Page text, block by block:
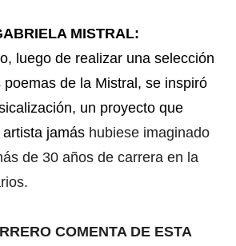
MISTRAL:
luego de realizar una selección
poemas de la Mistral, se inspiró
un proyecto que
jamás hubiese imaginado
de 30 años de carrera en la
COMENTA DE ESTA